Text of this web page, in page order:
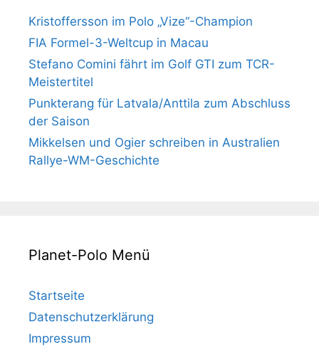
Kristoffersson im Polo „Vize“-Champion
FIA Formel-3-Weltcup in Macau
Stefano Comini fährt im Golf GTI zum TCR-
Meistertitel
Punkterang für Latvala/Anttila zum Abschluss
der Saison
Mikkelsen und Ogier schreiben in Australien
Rallye-WM-Geschichte
Planet-Polo Menü
Startseite
Datenschutzerklärung
Impressum